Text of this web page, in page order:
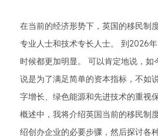
在当前的经济形势下，英国的移民制
专业人士和技术专长人士。 到2026
时候都更加明显。 可以肯定地说，如
说是为了满足简单的资本指标，不如
字增长、绿色能源和先进技术的重视
概述中，我将介绍英国当前的移民制
绍创办企业的必要步骤，然后探讨各